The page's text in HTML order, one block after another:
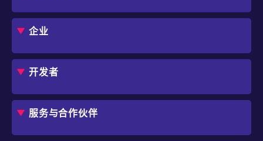
Studio
扩展组件市场
DevOps 云
业务流程自动化
价格
CUBA 平台
企业
角色
IT 负责人
独立软件开发商
企业架构师
用例
应用程序现代化
避免 SaaS/低代码 供应商费用和限制
内部工作流自动化
开发者
概述
选择 Jmix
开始使用
服务与合作伙伴
培训